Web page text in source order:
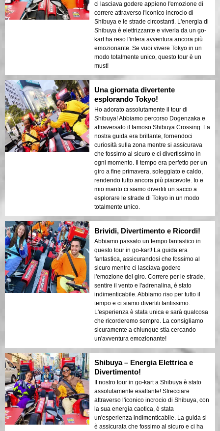
ci lasciava godere appieno l'emozione di
correre attraverso l'iconico incrocio di
Shibuya e le strade circostanti. L'energia di
Shibuya è elettrizzante e viverla da un go-
kart ha reso l'intera avventura ancora più
emozionante. Se vuoi vivere Tokyo in un
modo totalmente unico, questo tour è un
must!
Una giornata divertente
esplorando Tokyo!
Ho adorato assolutamente il tour di
Shibuya! Abbiamo percorso Dogenzaka e
attraversato il famoso Shibuya Crossing. La
nostra guida era brillante, fornendoci
curiosità sulla zona mentre si assicurava
che fossimo al sicuro e ci divertissimo in
ogni momento. Il tempo era perfetto per un
giro a fine primavera, soleggiato e caldo,
rendendo tutto ancora più piacevole. Io e
mio marito ci siamo divertiti un sacco a
esplorare le strade di Tokyo in un modo
totalmente unico.
Brividi, Divertimento e Ricordi!
Abbiamo passato un tempo fantastico in
questo tour in go-kart! La guida era
fantastica, assicurandosi che fossimo al
sicuro mentre ci lasciava godere
l'emozione del giro. Correre per le strade,
sentire il vento e l'adrenalina, è stato
indimenticabile. Abbiamo riso per tutto il
tempo e ci siamo divertiti tantissimo.
L'esperienza è stata unica e sarà qualcosa
che ricorderemo sempre. La consigliamo
sicuramente a chiunque stia cercando
un'avventura emozionante!
Shibuya – Energia Elettrica e
Divertimento!
Il nostro tour in go-kart a Shibuya è stato
assolutamente esaltante! Sfrecciare
attraverso l'iconico incrocio di Shibuya, con
la sua energia caotica, è stata
un'esperienza indimenticabile. La guida si
è assicurata che fossimo al sicuro e ci ha